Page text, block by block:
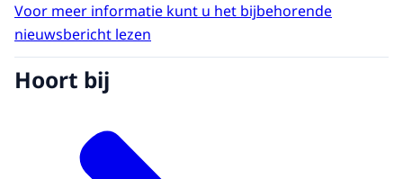
Voor meer informatie kunt u het bijbehorende
nieuwsbericht lezen
Hoort bij